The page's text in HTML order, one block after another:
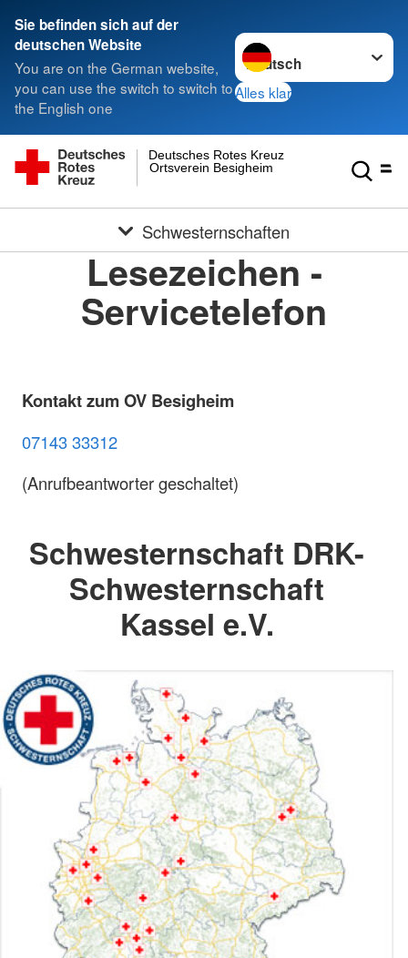
Sie befinden sich auf der
deutschen Website
You are on the German website,
you can use the switch to switch to
the English one
Sprache wechseln zu
Alles klar
Ortsverein Besigheim
Deutsches Rotes Kreuz
Schwesternschaften
Lesezeichen -
Servicetelefon
Kontakt zum OV Besigheim
07143 33312
(Anrufbeantworter geschaltet)
Schwesternschaft DRK-
Schwesternschaft
Kassel e.V.